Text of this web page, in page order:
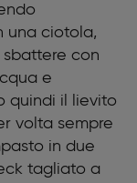
una ciotola,
con
e
quindi il lievito
volta sempre
in due
tagliato a